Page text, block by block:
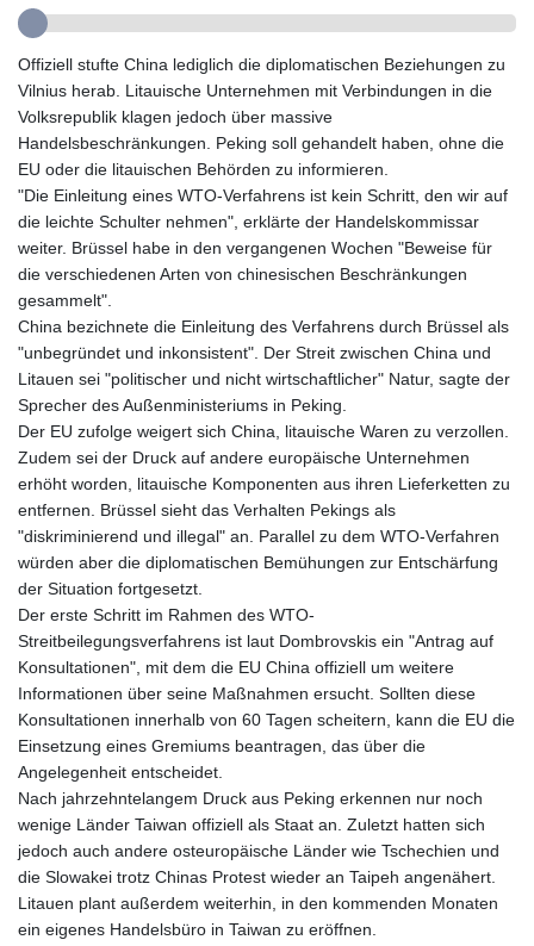
HUF 364.573259
IDR 20594.998152
ILS 3.463666
IMP 0.857346
INR 109.83378
IQD 1510.89449
IRR
1585920.982023
ISK 142.572116
JEP 0.857346
JOD 0.817863
JPY 182.641857
KES 149.279328
KGS 100.875887
KHR 4684.773512
KMF 492.554315
KRW 1633.35962
KWD 0.3563
KYD 0.961169
KZT 540.560026
LBP
103284.103894
LKR 386.869037
LRD 208.186862
LSL 18.737893
LTL 3.406053
LYD 7.336566
MAD 10.74989
MDL 20.056874
MGA 4921.849865
MKD 61.568318
MMK 2421.882171
Offiziell stufte China lediglich die diplomatischen Beziehungen zu
Vilnius herab. Litauische Unternehmen mit Verbindungen in die
Volksrepublik klagen jedoch über massive
Handelsbeschränkungen. Peking soll gehandelt haben, ohne die
EU oder die litauischen Behörden zu informieren.
"Die Einleitung eines WTO-Verfahrens ist kein Schritt, den wir auf
die leichte Schulter nehmen", erklärte der Handelskommissar
weiter. Brüssel habe in den vergangenen Wochen "Beweise für
die verschiedenen Arten von chinesischen Beschränkungen
gesammelt".
China bezichnete die Einleitung des Verfahrens durch Brüssel als
"unbegründet und inkonsistent". Der Streit zwischen China und
Litauen sei "politischer und nicht wirtschaftlicher" Natur, sagte der
Sprecher des Außenministeriums in Peking.
Der EU zufolge weigert sich China, litauische Waren zu verzollen.
Zudem sei der Druck auf andere europäische Unternehmen
erhöht worden, litauische Komponenten aus ihren Lieferketten zu
entfernen. Brüssel sieht das Verhalten Pekings als
"diskriminierend und illegal" an. Parallel zu dem WTO-Verfahren
würden aber die diplomatischen Bemühungen zur Entschärfung
der Situation fortgesetzt.
Der erste Schritt im Rahmen des WTO-
Streitbeilegungsverfahrens ist laut Dombrovskis ein "Antrag auf
Konsultationen", mit dem die EU China offiziell um weitere
Informationen über seine Maßnahmen ersucht. Sollten diese
Konsultationen innerhalb von 60 Tagen scheitern, kann die EU die
Einsetzung eines Gremiums beantragen, das über die
Angelegenheit entscheidet.
Nach jahrzehntelangem Druck aus Peking erkennen nur noch
wenige Länder Taiwan offiziell als Staat an. Zuletzt hatten sich
jedoch auch andere osteuropäische Länder wie Tschechien und
die Slowakei trotz Chinas Protest wieder an Taipeh angenähert.
Litauen plant außerdem weiterhin, in den kommenden Monaten
ein eigenes Handelsbüro in Taiwan zu eröffnen.